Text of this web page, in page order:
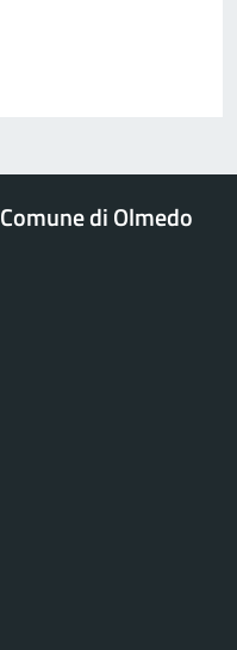
Comune di Olmedo